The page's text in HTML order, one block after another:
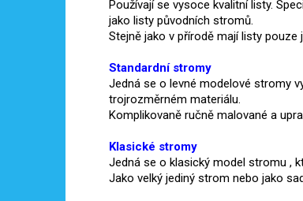
Používají se vysoce kvalitní listy.
jako listy původních stromů.
Stejně jako v přírodě mají listy
Standardní stromy
Jedná se o levné modelové stromy
trojrozměrném materiálu.
Komplikovaně ručně malované a
Klasické stromy
Jedná se o klasický model stromu ,
Jako velký jediný strom nebo jako